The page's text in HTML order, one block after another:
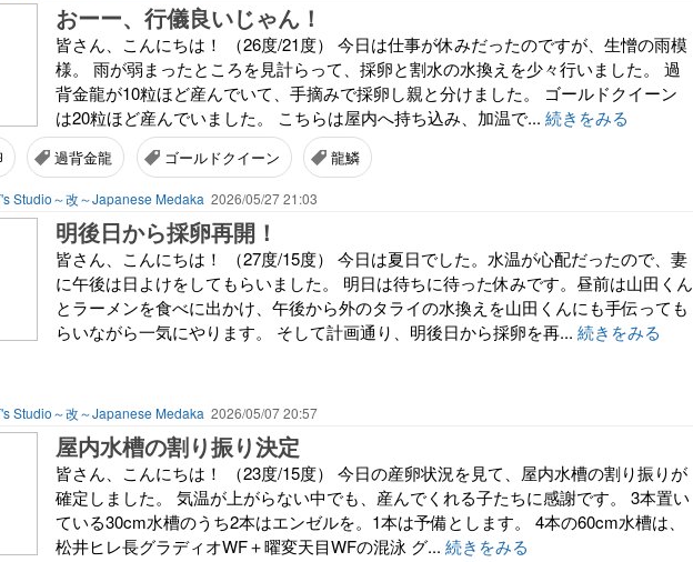
おーー、行儀良いじゃん！
皆さん、こんにちは！ （26度/21度） 今日は仕事が休みだったのですが、生憎の雨模
様。 雨が弱まったところを見計らって、採卵と割水の水換えを少々行いました。 過
背金龍が10粒ほど産んでいて、手摘みで採卵し親と分けました。 ゴールドクイーン
は20粒ほど産んでいました。 こちらは屋内へ持ち込み、加温で... 続きをみる
過背金龍 ゴールドクイーン 龍鱗
Studio～改～Japanese Medaka 2026/05/27 21:03
明後日から採卵再開！
皆さん、こんにちは！ （27度/15度） 今日は夏日でした。水温が心配だったので、妻
に午後は日よけをしてもらいました。 明日は待ちに待った休みです。昼前は山田くん
とラーメンを食べに出かけ、午後から外のタライの水換えを山田くんにも手伝っても
らいながら一気にやります。 そして計画通り、明後日から採卵を再... 続きをみる
Studio～改～Japanese Medaka 2026/05/07 20:57
屋内水槽の割り振り決定
皆さん、こんにちは！ （23度/15度） 今日の産卵状況を見て、屋内水槽の割り振りが
確定しました。 気温が上がらない中でも、産んでくれる子たちに感謝です。 3本置い
ている30cm水槽のうち2本はエンゼルを。1本は予備とします。 4本の60cm水槽は、
松井ヒレ長グラディオWF＋曜変天目WFの混泳 グ... 続きをみる